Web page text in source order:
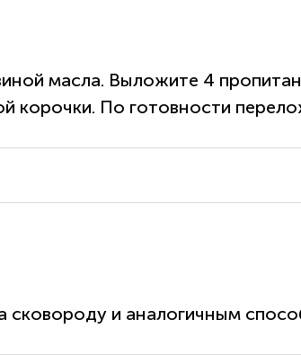
масла. Выложите 4
корочки. По готовности
сковороду и аналогичным